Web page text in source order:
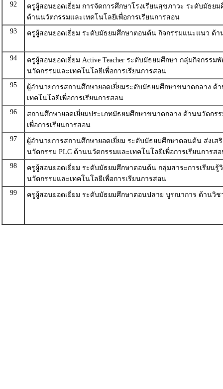
92
ครูผู้สอนยอดเยี่ยม การจัดการศึกษาโรงเรียนสุขภาวะ ระดับมัธย
ด้านนวัตกรรมและเทคโนโลยีเพื่อการเรียนการสอน
93
ครูผู้สอนยอดเยี่ยม ระดับมัธยมศึกษาตอนต้น กิจกรรมแนะแนว ด้า
94
ครูผู้สอนยอดเยี่ยม Active Teacher ระดับมัธยมศึกษา กลุ่มกิจกรร
นวัตกรรมและเทคโนโลยีเพื่อการเรียนการสอน
95
ผู้อำนวยการสถานศึกษายอดเยี่ยมระดับมัธยมศึกษาขนาดกลาง ด้
เทคโนโลยีเพื่อการเรียนการสอน
96
สถานศึกษายอดเยี่ยมประเภทมัธยมศึกษาขนาดกลาง ด้านนวัตกร
เพื่อการเรียนการสอน
97
ผู้อำนวยการสถานศึกษายอดเยี่ยม ระดับมัธยมศึกษาตอนต้น ส่งเส
นวัตกรรม PLC ด้านนวัตกรรมและเทคโนโลยีเพื่อการเรียนการส
98
ครูผู้สอนยอดเยี่ยม ระดับมัธยมศึกษาตอนต้น กลุ่มสาระการเรียนรู้
นวัตกรรมและเทคโนโลยีเพื่อการเรียนการสอน
99
ครูผู้สอนยอดเยี่ยม ระดับมัธยมศึกษาตอนปลาย บูรณาการ ด้านวิช